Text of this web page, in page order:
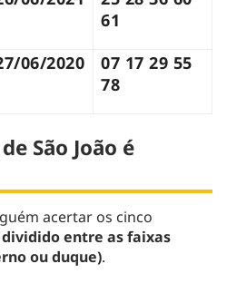
61
06/2020
07 17 29 55
78
São João é
acertar os cinco
dividido entre as faixas
ou duque).